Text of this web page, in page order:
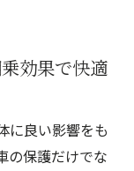
効果で快適
に良い影響をも
の保護だけでな